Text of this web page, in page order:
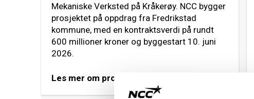
Mekaniske Verksted på Kråkerøy. NCC bygger
prosjektet på oppdrag fra Fredrikstad
kommune, med en kontraktsverdi på rundt
600 millioner kroner og byggestart 10. juni
2026.
Les mer om prosjektet